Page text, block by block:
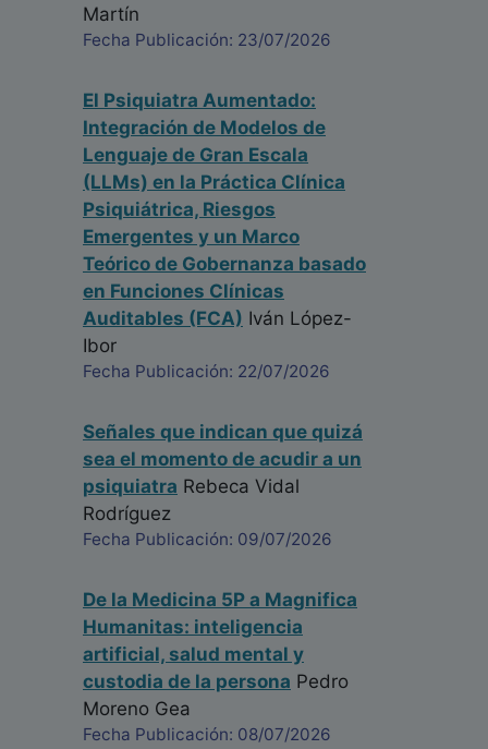
Martín
Fecha Publicación: 23/07/2026
El Psiquiatra Aumentado:
Integración de Modelos de
Lenguaje de Gran Escala
(LLMs) en la Práctica Clínica
Psiquiátrica, Riesgos
Emergentes y un Marco
Teórico de Gobernanza basado
en Funciones Clínicas
Auditables (FCA) Iván López-
Ibor
Fecha Publicación: 22/07/2026
Señales que indican que quizá
sea el momento de acudir a un
psiquiatra Rebeca Vidal
Rodríguez
Fecha Publicación: 09/07/2026
De la Medicina 5P a Magnifica
Humanitas: inteligencia
artificial, salud mental y
custodia de la persona Pedro
Moreno Gea
Fecha Publicación: 08/07/2026